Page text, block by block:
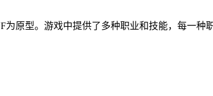
原型。游戏中提供了多种职业和技能，每一